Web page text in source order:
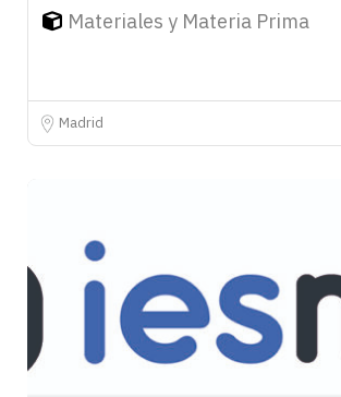
Materiales y Materia Prima
Madrid